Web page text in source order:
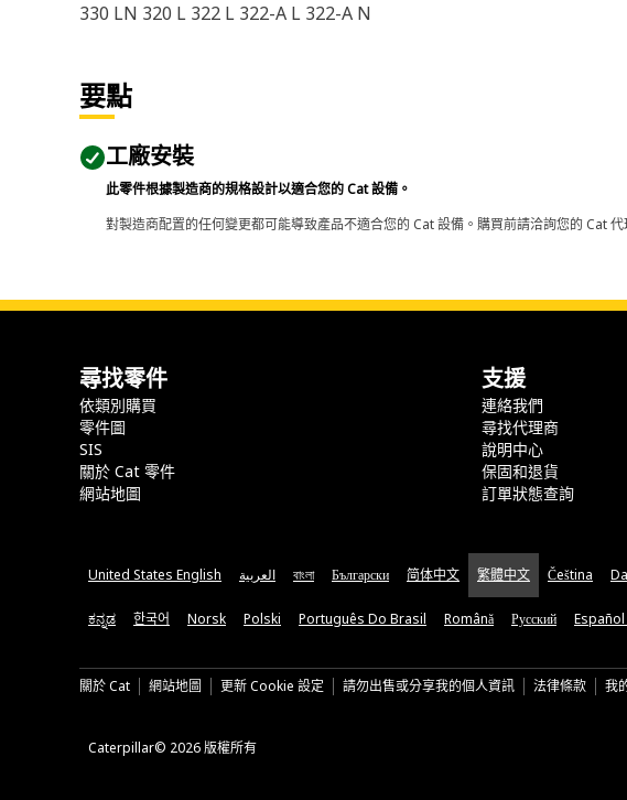
330 LN 320 L 322 L 322-A L 322-A N
要點
工廠安裝
此零件根據製造商的規格設計以適合您的 Cat 設備。
對製造商配置的任何變更都可能導致產品不適合您的 Cat 設備。購買前請洽詢您的 Cat
尋找零件
依類別購買
零件圖
SIS
關於 Cat 零件
網站地圖
支援
連絡我們
尋找代理商
說明中心
保固和退貨
訂單狀態查詢
United States English العربية বাংলা Български 简体中文 繁體中文 Čeština
ಕನ್ನಡ 한국어 Norsk Polski Português Do Brasil Română Русский
關於 Cat 網站地圖 更新 Cookie 設定 請勿出售或分享我的個人資訊 法律條款 我
Caterpillar© 2026 版權所有